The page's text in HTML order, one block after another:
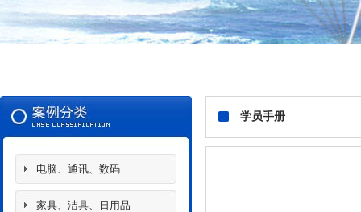
电脑、通讯、数码
家具、洁具、日用品
学员手册